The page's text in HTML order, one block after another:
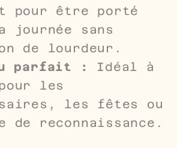
pour être porté
journée sans
de lourdeur.
parfait :
Idéal à
les
les fêtes ou
de reconnaissance.